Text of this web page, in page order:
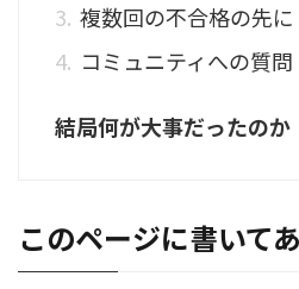
複数回の不合格の先に
コミュニティへの質問
結局何が大事だったのか
このページに書いて